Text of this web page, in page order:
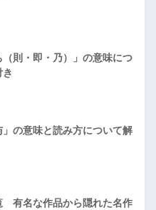
則・即・乃）」の意味につ
の意味と読み方について解
有名な作品から隠れた名作